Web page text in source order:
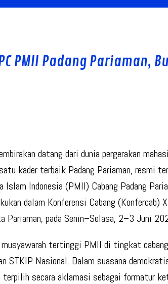
PMII Padang Pariaman,
datang dari dunia pergerakan
kader terbaik Padang Pariaman, resmi
Islam Indonesia (PMII) Cabang Padang
dalam Konferensi Cabang (Konfercab)
Pariaman, pada Senin–Selasa, 2–3 Juni
musyawarah tertinggi PMII di tingkat
Nasional. Dalam suasana
terpilih secara aklamasi sebagai formatur